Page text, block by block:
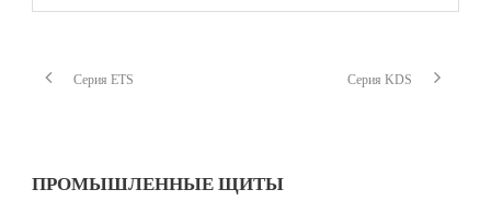
Серия ETS Серия KDS
ПРОМЫШЛЕННЫЕ ЩИТЫ